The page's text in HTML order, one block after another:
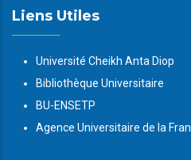
Liens Utiles
Université Cheikh Anta Diop
Bibliothèque Universitaire
BU-ENSETP
Agence Universitaire de la